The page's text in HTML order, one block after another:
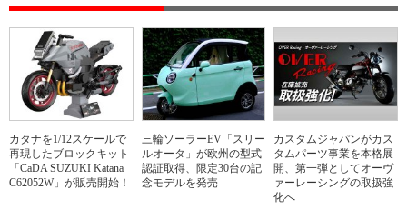
カタナを1/12スケールで
再現したブロックキット
「CaDA SUZUKI Katana
C62052W」が販売開始！
三輪ソーラーEV「スリー
ルオータ」が欧州の型式
認証取得、限定30台の記
念モデルを発売
カスタムジャパンがカス
タムパーツ事業を本格展
開、第一弾としてオーヴ
ァーレーシングの取扱強
化へ